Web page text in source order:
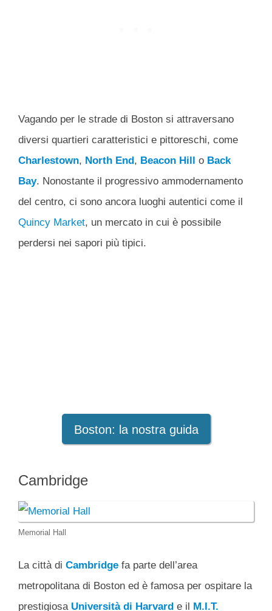
Vagando per le strade di Boston si attraversano
diversi quartieri caratteristici e pittoreschi, come
Charlestown, North End, Beacon Hill o Back
Bay. Nonostante il progressivo ammodernamento
del centro, ci sono ancora luoghi autentici come il
Quincy Market, un mercato in cui è possibile
perdersi nei sapori più tipici.
Boston: la nostra guida
Cambridge
Memorial Hall
La città di Cambridge fa parte dell’area
metropolitana di Boston ed è famosa per ospitare la
prestigiosa Università di Harvard e il
M.I.T.